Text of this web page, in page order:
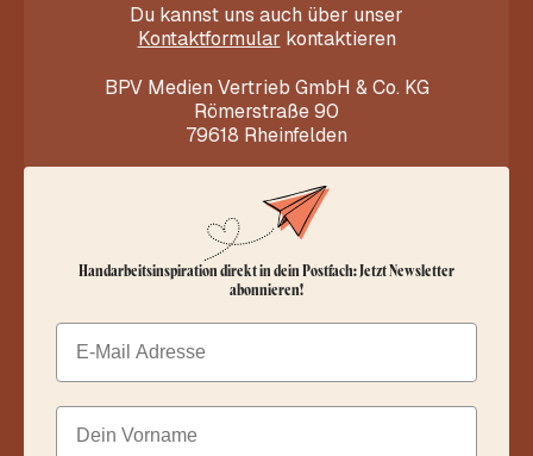
Du kannst uns auch über unser
Kontaktformular kontaktieren
BPV Medien Vertrieb GmbH & Co. KG
Römerstraße 90
79618 Rheinfelden
Handarbeitsinspiration direkt in dein Postfach: Jetzt Newsletter
abonnieren!
Email
Dein Vorname